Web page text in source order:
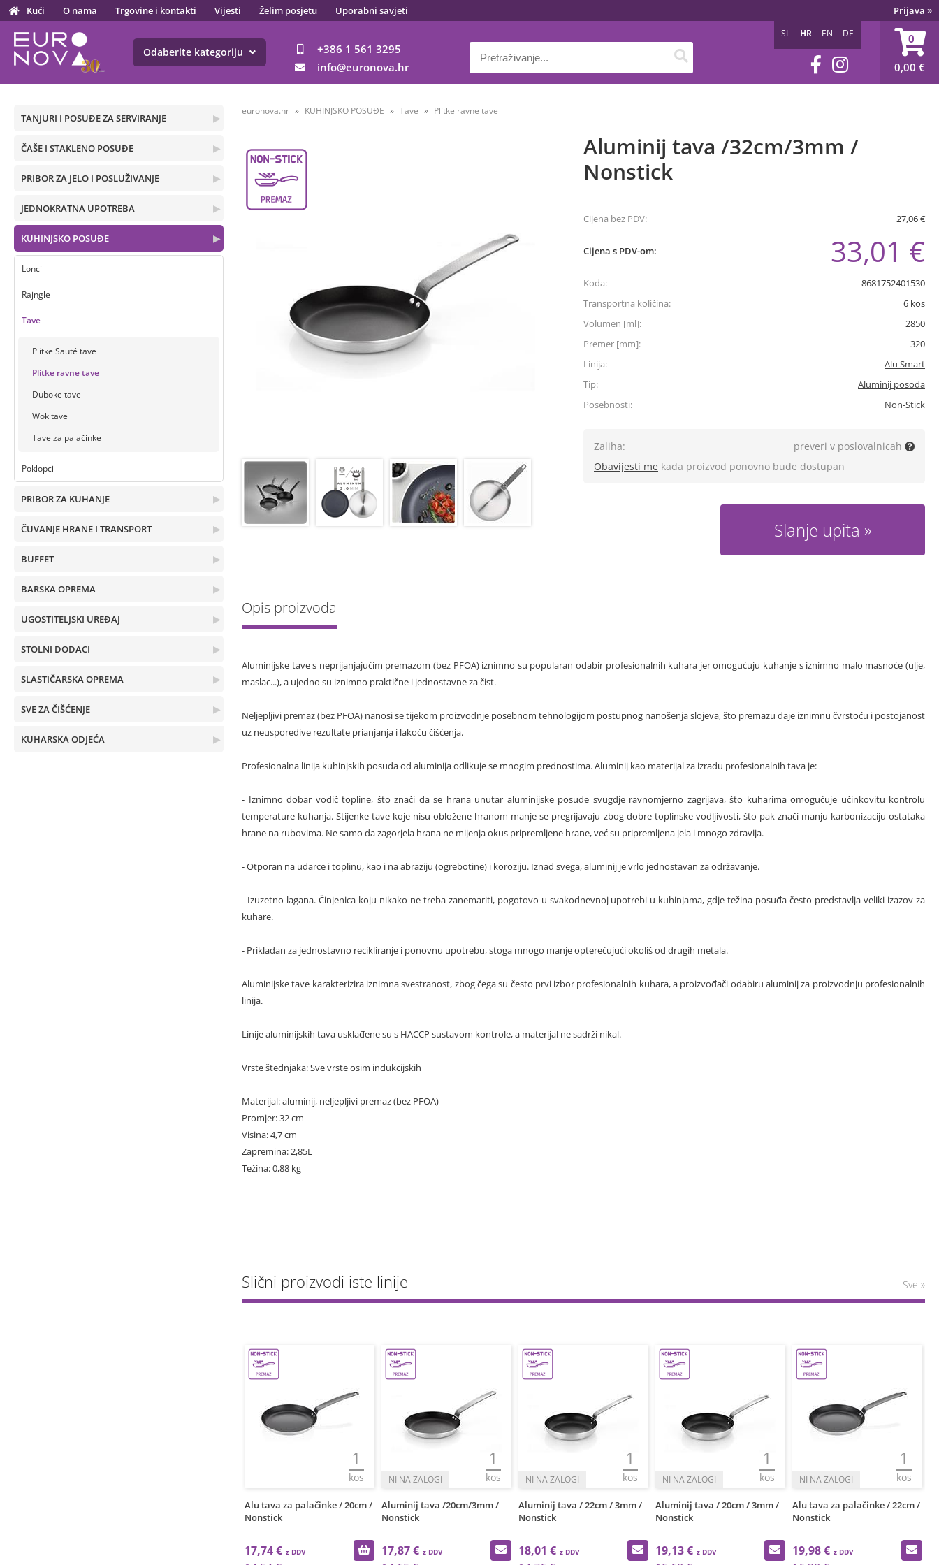
Kući O nama Trgovine i kontakti Vijesti Želim posjetu Uporabni savjeti Prijava »
+386 1 561 3295
info
euronova.hr
0
0,00 €
SL HR EN DE
Odaberite kategoriju
▶
TANJURI I POSUĐE ZA SERVIRANJE
▶
ČAŠE I STAKLENO POSUĐE
▶
PRIBOR ZA JELO I POSLUŽIVANJE
▶
JEDNOKRATNA UPOTREBA
▶
KUHINJSKO POSUĐE
Lonci
Rajngle
Tave
Plitke Sauté tave
Plitke ravne tave
Duboke tave
Wok tave
Tave za palačinke
Poklopci
▶
PRIBOR ZA KUHANJE
▶
ČUVANJE HRANE I TRANSPORT
▶
BUFFET
▶
BARSKA OPREMA
▶
UGOSTITELJSKI UREĐAJ
▶
STOLNI DODACI
▶
SLASTIČARSKA OPREMA
▶
SVE ZA ČIŠĆENJE
▶
KUHARSKA ODJEĆA
euronova.hr KUHINJSKO POSUĐE Tave Plitke ravne tave
Aluminij tava /32cm/3mm /
Nonstick
Cijena bez PDV: 27,06 €
Cijena s PDV-om: 33,01 €
Koda:
8681752401530
Transportna količina:
6 kos
Volumen [ml]:
2850
Premer [mm]:
320
Linija:
Alu Smart
Tip:
Aluminij posoda
Posebnosti:
Non-Stick
Zaliha:
preveri v poslovalnicah
Obavijesti me kada proizvod ponovno bude dostupan
Slanje upita
Opis proizvoda
Aluminijske tave s neprijanjajućim premazom (bez PFOA) iznimno su popularan odabir profesionalnih kuhara jer omogućuju kuhanje s iznimno malo masnoće (ulje,
maslac...), a ujedno su iznimno praktične i jednostavne za čist.
Neljepljivi premaz (bez PFOA) nanosi se tijekom proizvodnje posebnom tehnologijom postupnog nanošenja slojeva, što premazu daje iznimnu čvrstoću i postojanost
uz neusporedive rezultate prianjanja i lakoću čišćenja.
Profesionalna linija kuhinjskih posuda od aluminija odlikuje se mnogim prednostima. Aluminij kao materijal za izradu profesionalnih tava je:
- Iznimno dobar vodič topline, što znači da se hrana unutar aluminijske posude svugdje ravnomjerno zagrijava, što kuharima omogućuje učinkovitu kontrolu
temperature kuhanja. Stijenke tave koje nisu obložene hranom manje se pregrijavaju zbog dobre toplinske vodljivosti, što pak znači manju karbonizaciju ostataka
hrane na rubovima. Ne samo da zagorjela hrana ne mijenja okus pripremljene hrane, već su pripremljena jela i mnogo zdravija.
- Otporan na udarce i toplinu, kao i na abraziju (ogrebotine) i koroziju. Iznad svega, aluminij je vrlo jednostavan za održavanje.
- Izuzetno lagana. Činjenica koju nikako ne treba zanemariti, pogotovo u svakodnevnoj upotrebi u kuhinjama, gdje težina posuđa često predstavlja veliki izazov za
kuhare.
- Prikladan za jednostavno recikliranje i ponovnu upotrebu, stoga mnogo manje opterećujući okoliš od drugih metala.
Aluminijske tave karakterizira iznimna svestranost, zbog čega su često prvi izbor profesionalnih kuhara, a proizvođači odabiru aluminij za proizvodnju profesionalnih
linija.
Linije aluminijskih tava usklađene su s HACCP sustavom kontrole, a materijal ne sadrži nikal.
Vrste štednjaka: Sve vrste osim indukcijskih
Materijal: aluminij, neljepljivi premaz (bez PFOA)
Promjer: 32 cm
Visina: 4,7 cm
Zapremina: 2,85L
Težina: 0,88 kg
Slični proizvodi iste linije Sve »
1
kos
Alu tava za palačinke / 20cm /
Nonstick
17,74 €
1
kos
Aluminij tava /20cm/3mm /
Nonstick
17,87 €
1
kos
Aluminij tava / 22cm / 3mm /
Nonstick
18,01 €
1
kos
Aluminij tava / 20cm / 3mm /
Nonstick
19,13 €
1
kos
Alu tava za palačinke / 22cm /
Nonstick
19,98 €